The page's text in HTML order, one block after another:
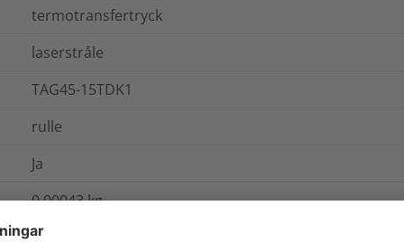
termotransfertryck
laserstråle
TAG45-15TDK1
rulle
Ja
0.00043kg